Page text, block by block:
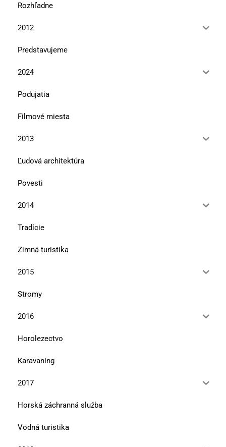
Rozhľadne
2012
Predstavujeme
2024
Podujatia
Filmové miesta
2013
Ľudová architektúra
Povesti
2014
Tradície
Zimná turistika
2015
Stromy
2016
Horolezectvo
Karavaning
2017
Horská záchranná služba
Vodná turistika